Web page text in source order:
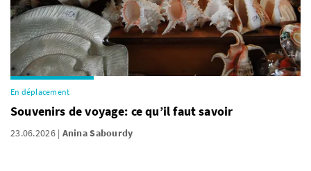
En déplacement
Souvenirs de voyage: ce qu’il faut savoir
23.06.2026 Anina Sabourdy